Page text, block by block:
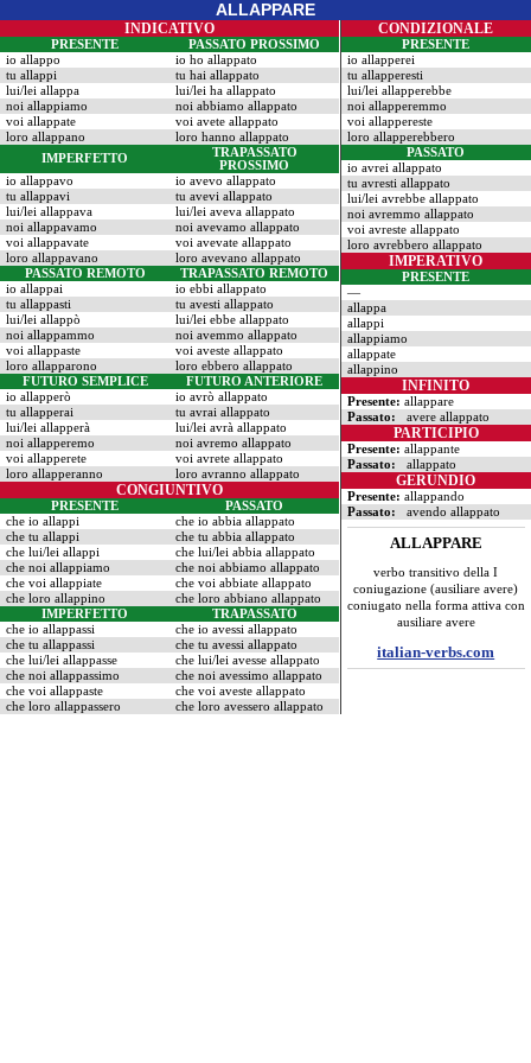
ALLAPPARE
INDICATIVO
PRESENTE
PASSATO PROSSIMO
io allappo
io ho allappato
tu allappi
tu hai allappato
lui/lei allappa
lui/lei ha allappato
noi allappiamo
noi abbiamo allappato
voi allappate
voi avete allappato
loro allappano
loro hanno allappato
IMPERFETTO
TRAPASSATO
PROSSIMO
io allappavo
io avevo allappato
tu allappavi
tu avevi allappato
lui/lei allappava
lui/lei aveva allappato
noi allappavamo
noi avevamo allappato
voi allappavate
voi avevate allappato
loro allappavano
loro avevano allappato
PASSATO REMOTO
TRAPASSATO REMOTO
io allappai
io ebbi allappato
tu allappasti
tu avesti allappato
lui/lei allappò
lui/lei ebbe allappato
noi allappammo
noi avemmo allappato
voi allappaste
voi aveste allappato
loro allapparono
loro ebbero allappato
FUTURO SEMPLICE
FUTURO ANTERIORE
io allapperò
io avrò allappato
tu allapperai
tu avrai allappato
lui/lei allapperà
lui/lei avrà allappato
noi allapperemo
noi avremo allappato
voi allapperete
voi avrete allappato
loro allapperanno
loro avranno allappato
CONGIUNTIVO
PRESENTE
PASSATO
che io allappi
che io abbia allappato
che tu allappi
che tu abbia allappato
che lui/lei allappi
che lui/lei abbia allappato
che noi allappiamo
che noi abbiamo allappato
che voi allappiate
che voi abbiate allappato
che loro allappino
che loro abbiano allappato
IMPERFETTO
TRAPASSATO
che io allappassi
che io avessi allappato
che tu allappassi
che tu avessi allappato
che lui/lei allappasse
che lui/lei avesse allappato
che noi allappassimo
che noi avessimo allappato
che voi allappaste
che voi aveste allappato
che loro allappassero
che loro avessero allappato
CONDIZIONALE
PRESENTE
io allapperei
tu allapperesti
lui/lei allapperebbe
noi allapperemmo
voi allappereste
loro allapperebbero
PASSATO
io avrei allappato
tu avresti allappato
lui/lei avrebbe allappato
noi avremmo allappato
voi avreste allappato
loro avrebbero allappato
IMPERATIVO
PRESENTE
—
allappa
allappi
allappiamo
allappate
allappino
INFINITO
Presente: allappare
Passato: avere allappato
PARTICIPIO
Presente: allappante
Passato: allappato
GERUNDIO
Presente: allappando
Passato: avendo allappato
ALLAPPARE
verbo transitivo della I
coniugazione (ausiliare avere)
coniugato nella forma attiva con
ausiliare avere
italian-verbs.com